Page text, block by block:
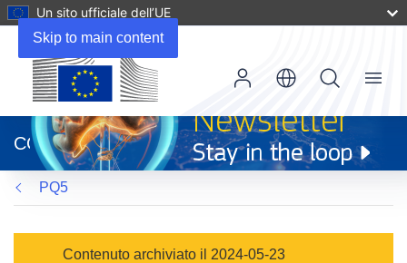
Skip to main content
Un sito ufficiale dell’UE
apre
in
una
nuova
finestra)
CORDIS
Menu
PQ5
Contenuto archiviato il 2024-05-23